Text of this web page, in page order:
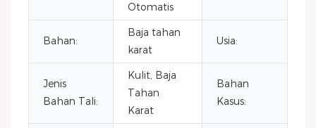
Otomatis
Bahan:
Baja tahan
karat
Usia:
Jenis
Bahan Tali:
Kulit, Baja
Tahan
Karat
Bahan
Kasus: